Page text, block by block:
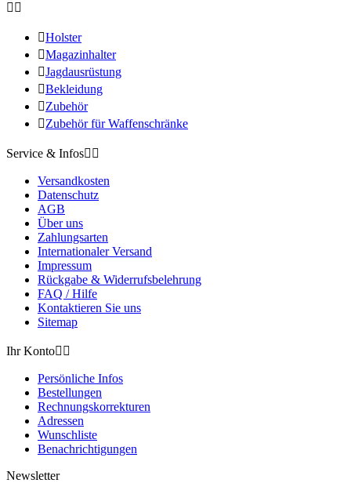
 
Holster
Magazinhalter
Jagdausrüstung
Bekleidung
Zubehör
Zubehör für Waffenschränke
Service & Infos 
Versandkosten
Datenschutz
AGB
Über uns
Zahlungsarten
Internationaler Versand
Impressum
Rückgabe & Widerrufsbelehrung
FAQ / Hilfe
Kontaktieren Sie uns
Sitemap
Ihr Konto 
Persönliche Infos
Bestellungen
Rechnungskorrekturen
Adressen
Wunschliste
Benachrichtigungen
Newsletter